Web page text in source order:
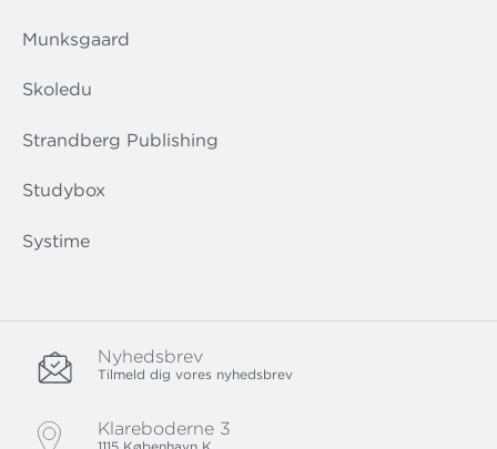
Munksgaard
Skoledu
Strandberg Publishing
Studybox
Systime
Nyhedsbrev
Tilmeld dig vores nyhedsbrev
Klareboderne 3